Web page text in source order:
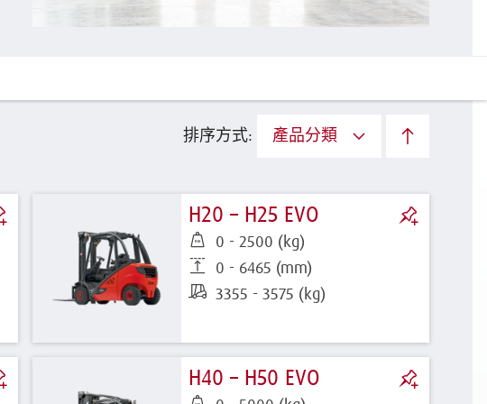
排序方式: 產品分類
H20 – H25 EVO
0 - 2500 (kg)
0 - 6465 (mm)
3355 - 3575 (kg)
H40 – H50 EVO